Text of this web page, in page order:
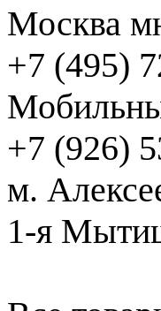
Москва
+7 (495)
+7 (926)
м.
1-я